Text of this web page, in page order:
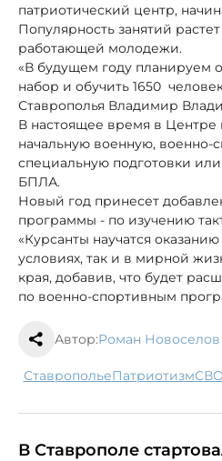
патриотический центр,
Популярность занятий
работающей молодежи.
«В будущем году планируем
набор и обучить 1650
Ставрополья Владимир
В настоящее время в
начальную военную, военно-
специальную подготовки
БПЛА.
Новый год принесет
программы - по изучению
«Курсанты научатся
условиях, так и в мирной
края, добавив, что будет
по военно-спортивным
Автор:Роман Новоселов
Ставрополье патриотизм СВО
В Ставрополе